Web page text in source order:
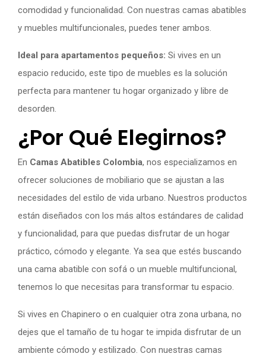
comodidad y funcionalidad. Con nuestras camas abatibles
y muebles multifuncionales, puedes tener ambos.
Ideal para apartamentos pequeños: Si vives en un
espacio reducido, este tipo de muebles es la solución
perfecta para mantener tu hogar organizado y libre de
desorden.
¿Por Qué Elegirnos?
En Camas Abatibles Colombia, nos especializamos en
ofrecer soluciones de mobiliario que se ajustan a las
necesidades del estilo de vida urbano. Nuestros productos
están diseñados con los más altos estándares de calidad
y funcionalidad, para que puedas disfrutar de un hogar
práctico, cómodo y elegante. Ya sea que estés buscando
una cama abatible con sofá o un mueble multifuncional,
tenemos lo que necesitas para transformar tu espacio.
Si vives en Chapinero o en cualquier otra zona urbana, no
dejes que el tamaño de tu hogar te impida disfrutar de un
ambiente cómodo y estilizado. Con nuestras camas